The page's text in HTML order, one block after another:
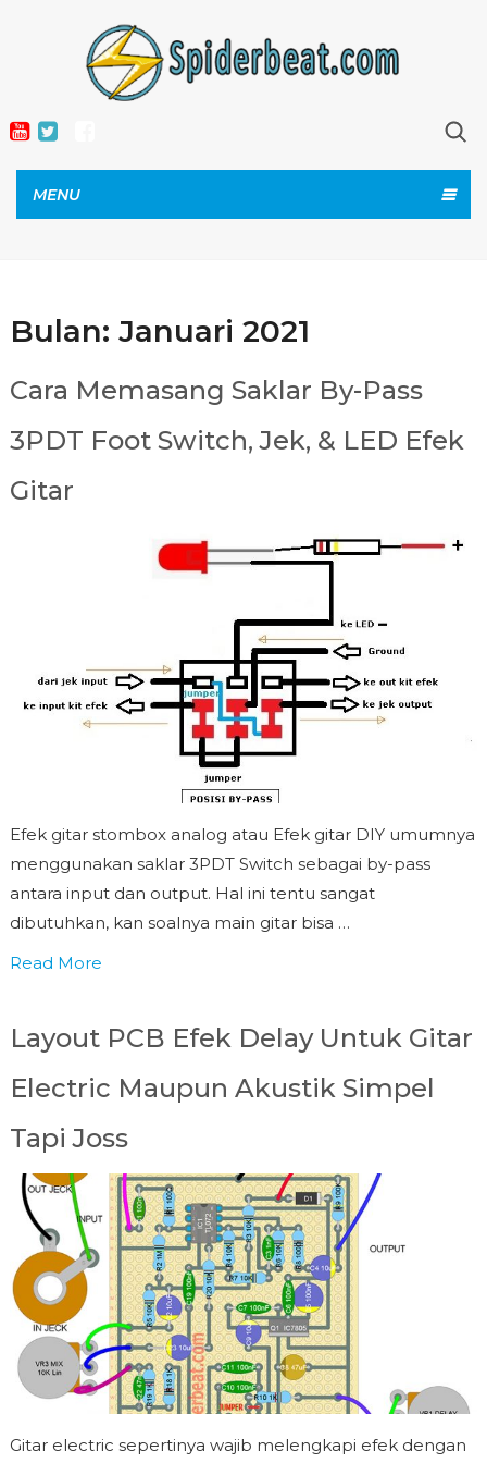
MENU
Bulan: Januari 2021
Cara Memasang Saklar By-Pass
3PDT Foot Switch, Jek, & LED Efek
Gitar
Efek gitar stombox analog atau Efek gitar DIY umumnya
menggunakan saklar 3PDT Switch sebagai by-pass
antara input dan output. Hal ini tentu sangat
dibutuhkan, kan soalnya main gitar bisa …
Read More
Layout PCB Efek Delay Untuk Gitar
Electric Maupun Akustik Simpel
Tapi Joss
Gitar electric sepertinya wajib melengkapi efek dengan